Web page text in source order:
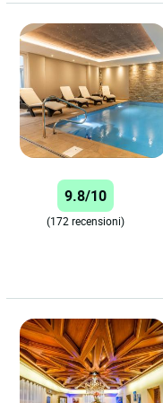
9.8/10
(172 recensioni)